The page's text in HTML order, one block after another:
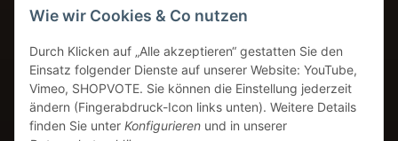
Wie wir Cookies & Co nutzen
Durch Klicken auf „Alle akzeptieren“ gestatten Sie den
Einsatz folgender Dienste auf unserer Website: YouTube,
Vimeo, SHOPVOTE. Sie können die Einstellung jederzeit
ändern (Fingerabdruck-Icon links unten). Weitere Details
finden Sie unter Konfigurieren und in unserer
+49 8249 9691934
info@coffeebase-gmbh.de
24h Verfügbarkeit